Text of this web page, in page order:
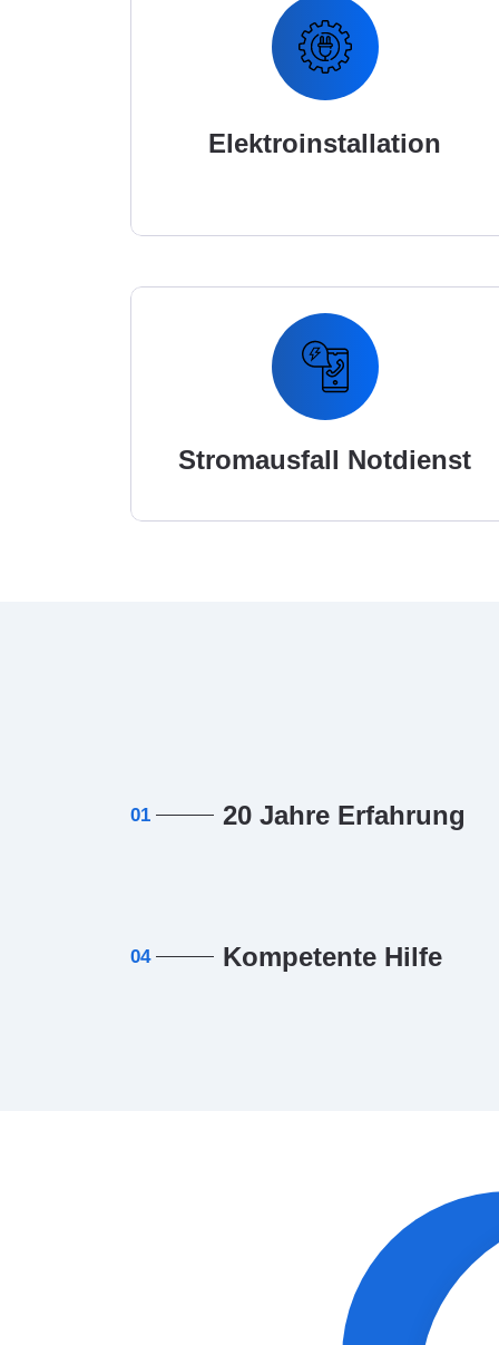
Elektroinstallation
Stromausfall Notdienst
01 20 Jahre Erfahrung
04 Kompetente Hilfe